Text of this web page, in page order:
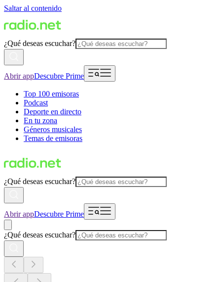
Saltar al contenido
¿Qué deseas escuchar?
Abrir appDescubre Prime
Top 100 emisoras
Podcast
Deporte en directo
En tu zona
Géneros musicales
Temas de emisoras
¿Qué deseas escuchar?
Abrir appDescubre Prime
¿Qué deseas escuchar?